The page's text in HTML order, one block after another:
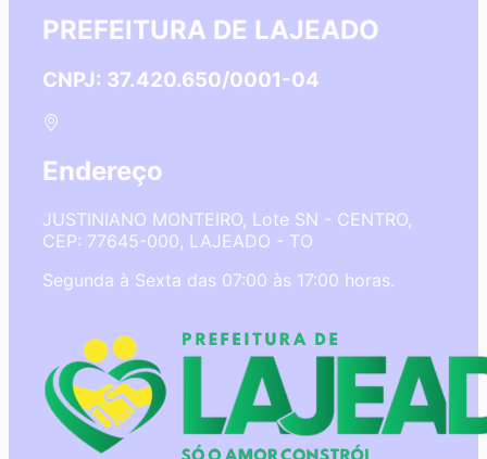
PREFEITURA DE LAJEADO
CNPJ: 37.420.650/0001-04
Endereço
JUSTINIANO MONTEIRO, Lote SN - CENTRO,
CEP: 77645-000, LAJEADO - TO
Segunda à Sexta das 07:00 às 17:00 horas.